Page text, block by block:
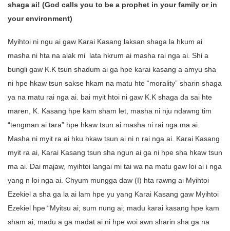
shaga ai! (God calls you to be a prophet in your family or in
your environment)
Myihtoi ni ngu ai gaw Karai Kasang laksan shaga la hkum ai
masha ni hta na alak mi lata hkrum ai masha rai nga ai. Shi a
bungli gaw K.K tsun shadum ai ga hpe karai kasang a amyu sha
ni hpe hkaw tsun sakse hkam na matu hte “morality” sharin shaga
ya na matu rai nga ai. bai myit htoi ni gaw K.K shaga da sai hte
maren, K. Kasang hpe kam sham let, masha ni nju ndawng tim
“tengman ai tara” hpe hkaw tsun ai masha ni rai nga ma ai.
Masha ni myit ra ai hku hkaw tsun ai ni n rai nga ai. Karai Kasang
myit ra ai, Karai Kasang tsun sha ngun ai ga ni hpe sha hkaw tsun
ma ai. Dai majaw, myihtoi langai mi tai wa na matu gaw loi ai i nga
yang n loi nga ai. Chyum mungga daw (I) hta rawng ai Myihtoi
Ezekiel a sha ga la ai lam hpe yu yang Karai Kasang gaw Myihtoi
Ezekiel hpe “Myitsu ai; sum nung ai; madu karai kasang hpe kam
sham ai; madu a ga madat ai ni hpe woi awn sharin sha ga na